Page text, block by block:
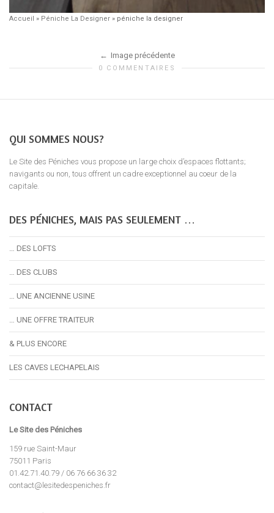
Accueil » Péniche La Designer » péniche la designer
Image précédente
0 COMMENTAIRES
QUI SOMMES NOUS?
Le Site des Péniches vous propose un large choix d’espaces flottants;
navigants ou non, tous offrent un cadre exceptionnel au coeur de la
capitale.
DES PÉNICHES, MAIS PAS SEULEMENT …
… DES LOFTS
… DES CLUBS
… UNE ANCIENNE USINE
… UNE OFFRE TRAITEUR
& PLUS ENCORE
LES CAVES LECHAPELAIS
CONTACT
Le Site des Péniches
159 rue Saint-Maur
75011 Paris
01.42.71.40.79 / 06 76 66 36 32
contact@lesitedespeniches.fr